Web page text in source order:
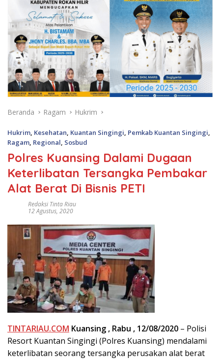
Beranda Ragam Hukrim
Hukrim Kesehatan Kuantan Singingi Pemkab Kuantan Singingi
Ragam Regional Sosbud
Polres Kuansing Dalami Dugaan
Keterlibatan Tersangka Pembakar
Alat Berat Di Bisnis PETI
Redaksi Tinta Riau
12 Agustus, 2020
TINTARIAU.COM Kuansing , Rabu , 12/08/2020 – Polisi
Resort Kuantan Singingi (Polres Kuansing) mendalami
keterlibatan seorang tersangka perusakan alat berat